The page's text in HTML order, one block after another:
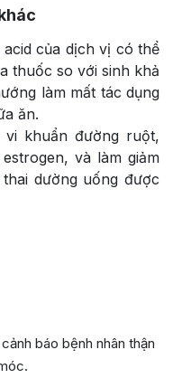
của dịch vị có thể
thuốc so với sinh khả
làm mất tác dụng
ăn.
khuẩn đường ruột,
và làm giảm
dường uống được
báo bệnh nhân thận